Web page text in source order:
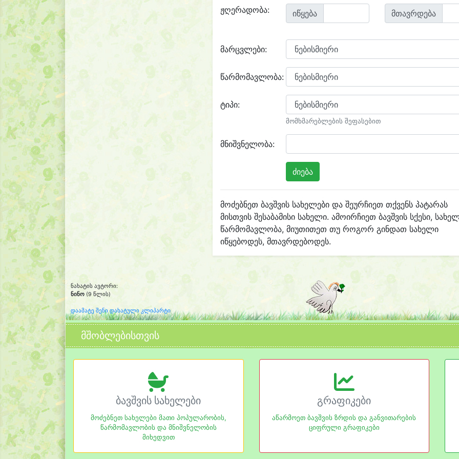
ჟღერადობა: იწყება მთავრდება
მარცვლები:
წარმომავლობა:
ტიპი:
მომხმარებლების შეფასებით
მნიშვნელობა:
მოძებნეთ ბავშვის სახელები და შეურჩიეთ თქვენს პატარას
მისთვის შესაბამისი სახელი. ამოირჩიეთ ბავშვის სქესი,
წარმომავლობა, მიუთითეთ თუ როგორ გინდათ სახელი
იწყებოდეს, მთავრდებოდეს.
ნახატის ავტორი:
ნინო (9 წლის)
დაამატე შენი დახატული კლიპარტი
მშობლებისთვის
ბავშვის სახელები
მოძებნეთ სახელები მათი პოპულარობის,
წარმომავლობის და მნიშვნელობის
მიხედვით
გრაფიკები
აწარმოეთ ბავშვის ზრდის და განვითარების
ციფრული გრაფიკები